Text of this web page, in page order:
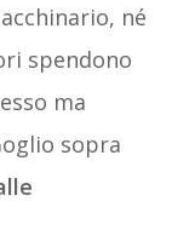
né
spendono
ma
sopra